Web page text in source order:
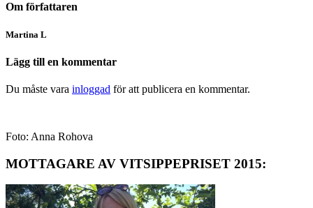
Om författaren
Martina L
Lägg till en kommentar
Du måste vara inloggad för att publicera en kommentar.
Foto: Anna Rohova
MOTTAGARE AV VITSIPPEPRISET 2015: